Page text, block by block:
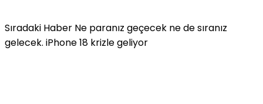
Sıradaki Haber Ne paranız geçecek ne de sıranız
gelecek. iPhone 18 krizle geliyor